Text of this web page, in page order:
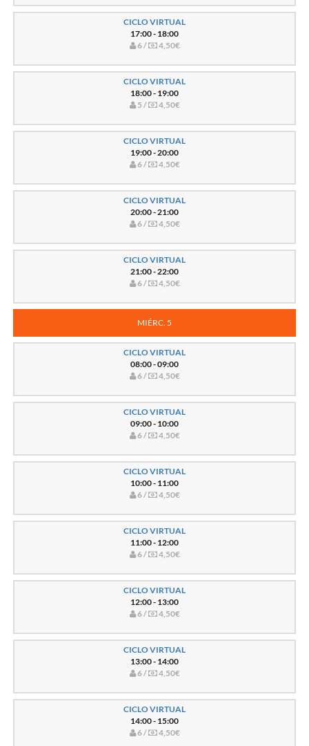
CICLO VIRTUAL
17:00 - 18:00
6 /
4,50€
CICLO VIRTUAL
18:00 - 19:00
5 /
4,50€
CICLO VIRTUAL
19:00 - 20:00
6 /
4,50€
CICLO VIRTUAL
20:00 - 21:00
6 /
4,50€
CICLO VIRTUAL
21:00 - 22:00
6 /
4,50€
MIÉRC. 5
CICLO VIRTUAL
08:00 - 09:00
6 /
4,50€
CICLO VIRTUAL
09:00 - 10:00
6 /
4,50€
CICLO VIRTUAL
10:00 - 11:00
6 /
4,50€
CICLO VIRTUAL
11:00 - 12:00
6 /
4,50€
CICLO VIRTUAL
12:00 - 13:00
6 /
4,50€
CICLO VIRTUAL
13:00 - 14:00
6 /
4,50€
CICLO VIRTUAL
14:00 - 15:00
6 /
4,50€